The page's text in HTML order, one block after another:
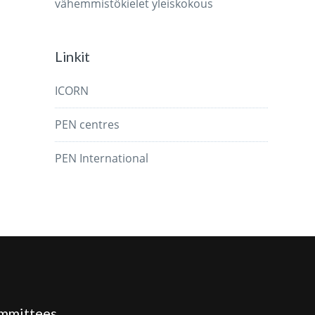
vähemmistökieletyleiskokous
Linkit
ICORN
PEN centres
PEN International